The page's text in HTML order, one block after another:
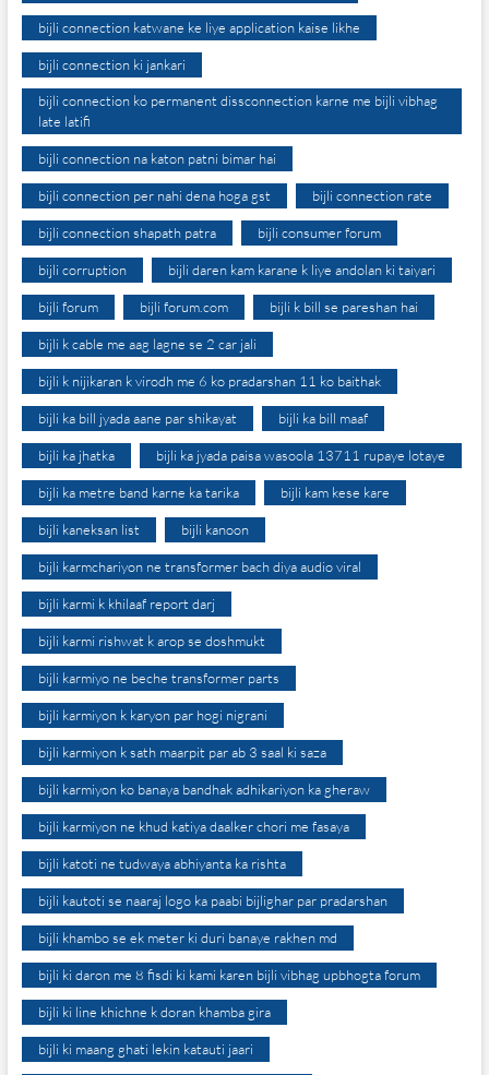
bijli connection katwane ke liye application kaise likhe
bijli connection ki jankari
bijli connection ko permanent dissconnection karne me bijli vibhag
late latifi
bijli connection na katon patni bimar hai
bijli connection per nahi dena hoga gst bijli connection rate
bijli connection shapath patra bijli consumer forum
bijli corruption bijli daren kam karane k liye andolan ki taiyari
bijli forum bijli forum.com bijli k bill se pareshan hai
bijli k cable me aag lagne se 2 car jali
bijli k nijikaran k virodh me 6 ko pradarshan 11 ko baithak
bijli ka bill jyada aane par shikayat bijli ka bill maaf
bijli ka jhatka bijli ka jyada paisa wasoola 13711 rupaye lotaye
bijli ka metre band karne ka tarika bijli kam kese kare
bijli kaneksan list bijli kanoon
bijli karmchariyon ne transformer bach diya audio viral
bijli karmi k khilaaf report darj
bijli karmi rishwat k arop se doshmukt
bijli karmiyo ne beche transformer parts
bijli karmiyon k karyon par hogi nigrani
bijli karmiyon k sath maarpit par ab 3 saal ki saza
bijli karmiyon ko banaya bandhak adhikariyon ka gheraw
bijli karmiyon ne khud katiya daalker chori me fasaya
bijli katoti ne tudwaya abhiyanta ka rishta
bijli kautoti se naaraj logo ka paabi bijlighar par pradarshan
bijli khambo se ek meter ki duri banaye rakhen md
bijli ki daron me 8 fisdi ki kami karen bijli vibhag upbhogta forum
bijli ki line khichne k doran khamba gira
bijli ki maang ghati lekin katauti jaari